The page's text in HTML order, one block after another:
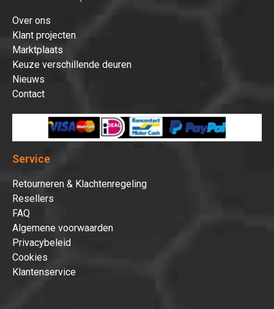
Over ons
Klant projecten
Marktplaats
Keuze verschillende deuren
Nieuws
Contact
Service
Retourneren & Klachtenregeling
Resellers
FAQ
Algemene voorwaarden
Privacybeleid
Cookies
Klantenservice